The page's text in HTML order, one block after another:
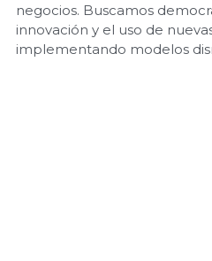
negocios. Buscamos
innovación y el uso de
implementando modelos